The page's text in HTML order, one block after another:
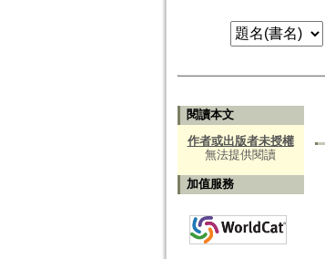
閱讀本文
作者或出版者未授權
無法提供閱讀
加值服務